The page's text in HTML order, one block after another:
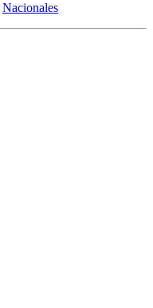
Nacionales